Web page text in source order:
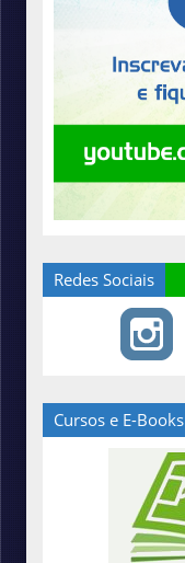
Redes Sociais
Cursos e E-Books